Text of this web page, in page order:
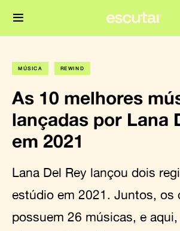
MÚSICA REWIND
As 10 melhores
lançadas por Lana
em 2021
Lana Del Rey lançou dois
estúdio em 2021. Juntos, os
possuem 26 músicas, e